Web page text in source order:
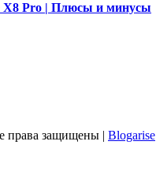
X8 Pro | Плюсы и минусы
права защищены | Blogarise